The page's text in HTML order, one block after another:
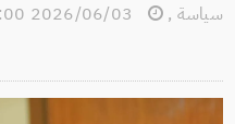
سياسة ,